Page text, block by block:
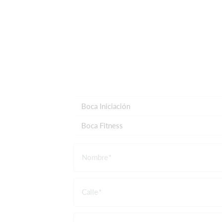
Boca Iniciación
Boca Fitness
Nombre
Calle